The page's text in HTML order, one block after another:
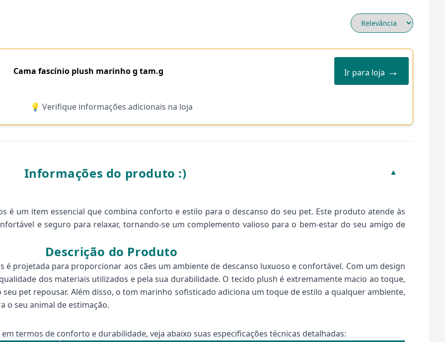
Cama fascínio plush marinho g tam.g Ir para loja →
💡 Verifique informações adicionais na loja
Informações do produto :) ▼
é um item essencial que combina conforto e estilo para o descanso do seu pet. Este produto atende às
e seguro para relaxar, tornando-se um complemento valioso para o bem-estar do seu amigo de
Descrição do Produto
é projetada para proporcionar aos cães um ambiente de descanso luxuoso e confortável. Com um design
dos materiais utilizados e pela sua durabilidade. O tecido plush é extremamente macio ao toque,
pet repousar. Além disso, o tom marinho sofisticado adiciona um toque de estilo a qualquer ambiente,
o seu animal de estimação.
termos de conforto e durabilidade, veja abaixo suas especificações técnicas detalhadas: